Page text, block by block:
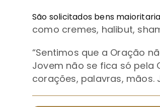
São solicitados bens
como cremes, halibut,
“Sentimos que a Oração
Jovem não se fica só pela
corações, palavras, mãos.